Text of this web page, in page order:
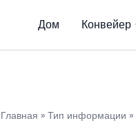
Дом Конвейер
Главная » Тип информации »